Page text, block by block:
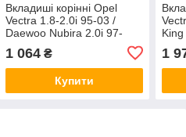
Вкладиші корінні Opel
Vectra 1.8-2.0i 95-03 /
Daewoo Nubira 2.0i 97-
MB5179AM025
1 064₴
Купити
1